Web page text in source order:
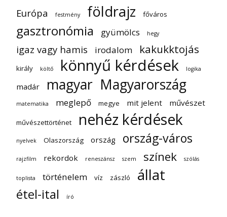
Európa festmény földrajz főváros
gasztronómia gyümölcs hegy
igaz vagy hamis irodalom kakukktojás
király költő könnyű kérdések logika
madár magyar Magyarország
matematika meglepő megye mit jelent művészet
művészettörténet nehéz kérdések
nyelvek Olaszország ország ország-város
rajzfilm rekordok reneszánsz szem színek szólás
toplista történelem víz zászló állat
étel-ital író